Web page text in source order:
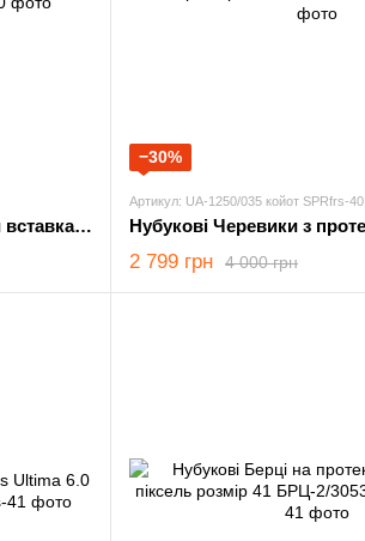
Нубукові Берці 5.11 з сітчастими вставками койот розмір 40
−30%
Артикул: UA-1250/035 койот SPRfrs-40
4 000 грн
2 799 грн